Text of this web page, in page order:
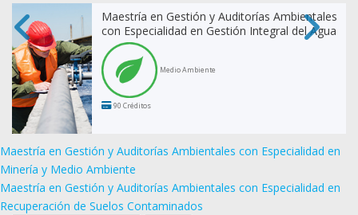
Maestría en Gestión y Auditorías Ambientales
con Especialidad en Gestión Integral del Agua
Medio Ambiente
90 Créditos
Navegación
de
entradas
Maestría en Gestión y Auditorías Ambientales con Especialidad en
Minería y Medio Ambiente
Maestría en Gestión y Auditorías Ambientales con Especialidad en
Recuperación de Suelos Contaminados